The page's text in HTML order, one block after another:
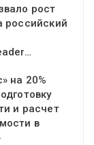
рост
российский
на 20%
и расчет
в